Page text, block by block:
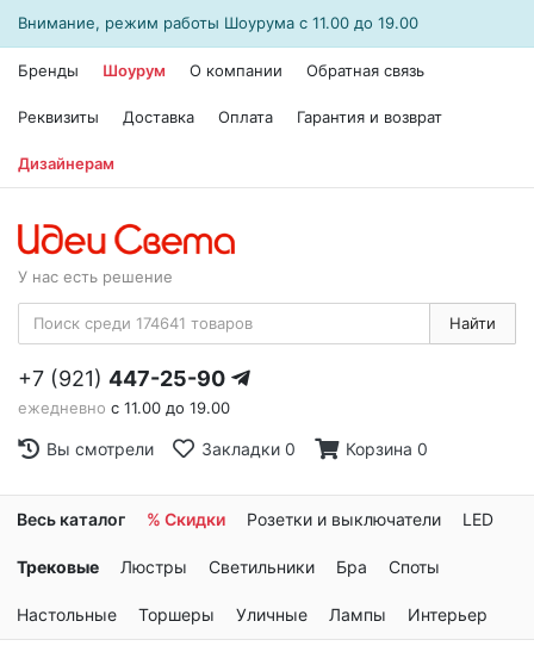
Внимание, режим работы Шоурума с 11.00 до 19.00
Бренды Шоурум О компании Обратная связь
Реквизиты Доставка Оплата Гарантия и возврат
Дизайнерам
У нас есть решение
Найти
+7 (921) 447-25-90
ежедневно с 11.00 до 19.00
Вы смотрели Закладки 0 Корзина 0
Весь каталог % Скидки Розетки и выключатели LED
Трековые Люстры Светильники Бра Споты
Настольные Торшеры Уличные Лампы Интерьер